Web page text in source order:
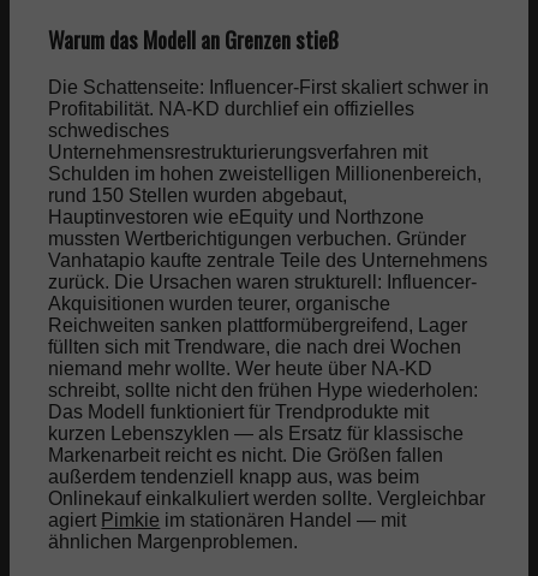
Warum das Modell an Grenzen stieß
Die Schattenseite: Influencer-First skaliert schwer in
Profitabilität. NA-KD durchlief ein offizielles
schwedisches
Unternehmensrestrukturierungsverfahren mit
Schulden im hohen zweistelligen Millionenbereich,
rund 150 Stellen wurden abgebaut,
Hauptinvestoren wie eEquity und Northzone
mussten Wertberichtigungen verbuchen. Gründer
Vanhatapio kaufte zentrale Teile des Unternehmens
zurück. Die Ursachen waren strukturell: Influencer-
Akquisitionen wurden teurer, organische
Reichweiten sanken plattformübergreifend, Lager
füllten sich mit Trendware, die nach drei Wochen
niemand mehr wollte. Wer heute über NA-KD
schreibt, sollte nicht den frühen Hype wiederholen:
Das Modell funktioniert für Trendprodukte mit
kurzen Lebenszyklen — als Ersatz für klassische
Markenarbeit reicht es nicht. Die Größen fallen
außerdem tendenziell knapp aus, was beim
Onlinekauf einkalkuliert werden sollte. Vergleichbar
agiert Pimkie im stationären Handel — mit
ähnlichen Margenproblemen.